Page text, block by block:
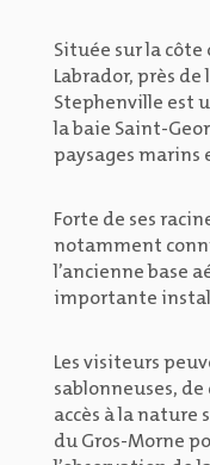
Située sur la
Labrador, près
Stephenville est
la baie Saint-
paysages marins
Forte de ses
notamment
l’ancienne base
importante
Les visiteurs
sablonneuses,
accès à la nature
du Gros-Morne